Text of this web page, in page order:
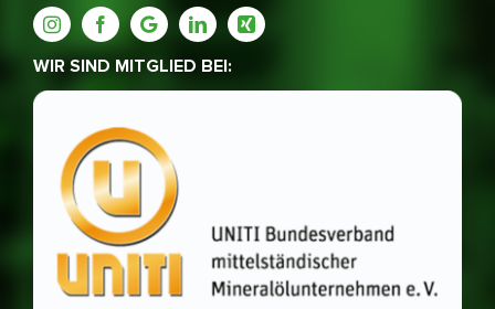
WIR SIND MITGLIED BEI: